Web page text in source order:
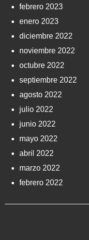
febrero 2023
enero 2023
diciembre 2022
noviembre 2022
octubre 2022
septiembre 2022
agosto 2022
julio 2022
junio 2022
mayo 2022
abril 2022
marzo 2022
febrero 2022